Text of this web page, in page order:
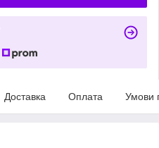
Доставка Оплата Умови